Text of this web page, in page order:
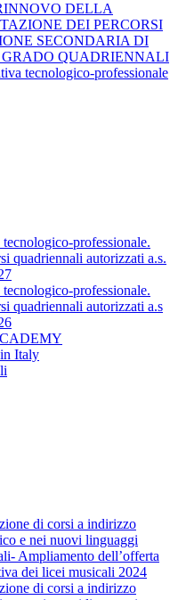
DELLA
DEI PERCORSI
SECONDARIA DI
GRADO QUADRIENNALI
tecnologico-professionale
professionale.
quadriennali autorizzati a.s.
professionale.
quadriennali autorizzati a.s
Italy
di corsi a indirizzo
e nei nuovi linguaggi
Ampliamento dell’offerta
dei licei musicali 2024
di corsi a indirizzo